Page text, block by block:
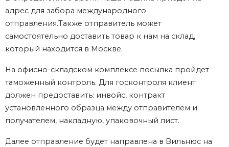
адрес для забора международного
отправления.Также отправитель может
самостоятельно доставить товар к нам на склад,
который находится в Москве.
На офисно-складском комплексе посылка пройдет
таможенный контроль. Для госконтроля клиент
должен предоставить: инвойс, контракт
установленного образца между отправителем и
получателем, накладную, упаковочный лист.
Далее отправление будет направлена в Вильнюс на